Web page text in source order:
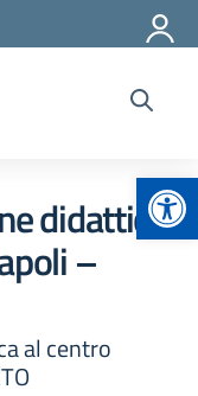
didattica
–
al centro